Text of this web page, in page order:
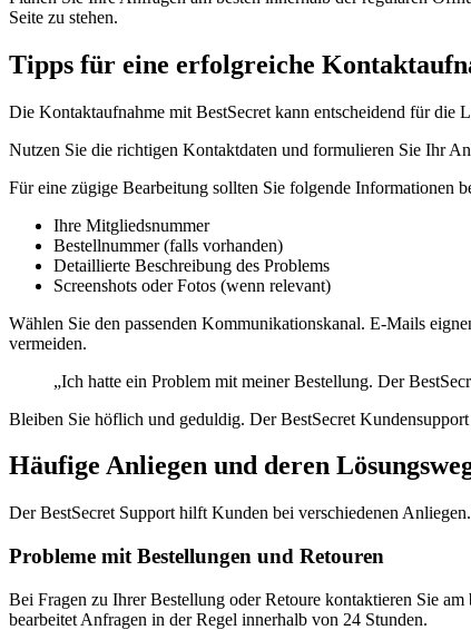
Seite zu stehen.
Tipps für eine erfolgreiche
Die Kontaktaufnahme mit BestSecret kann entscheidend für die
Nutzen Sie die richtigen Kontaktdaten und formulieren Sie Ihr
Für eine zügige Bearbeitung sollten Sie folgende Informationen
Ihre Mitgliedsnummer
Bestellnummer (falls vorhanden)
Detaillierte Beschreibung des Problems
Screenshots oder Fotos (wenn relevant)
Wählen Sie den passenden Kommunikationskanal. E-Mails
vermeiden.
„Ich hatte ein Problem mit meiner Bestellung. Der
Bleiben Sie höflich und geduldig. Der BestSecret
Häufige Anliegen und deren
Der BestSecret Support hilft Kunden bei verschiedenen
Probleme mit Bestellungen und Retouren
Bei Fragen zu Ihrer Bestellung oder Retoure kontaktieren Sie
bearbeitet Anfragen in der Regel innerhalb von 24 Stunden.